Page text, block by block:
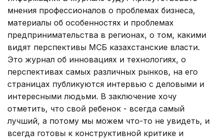
мнения профессионалов о проблемах бизнеса,
материалы об особенностях и проблемах
предпринимательства в регионах, о том, какими
видят перспективы МСБ казахстанские власти.
Это журнал об инновациях и технологиях, о
перспективах самых различных рынков, на его
страницах публикуются интервью с деловыми и
интересными людьми. В заключение хочу
отметить, что свой ребенок - всегда самый
лучший, а потому мы можем что-то не увидеть, и
всегда готовы к конструктивной критике и